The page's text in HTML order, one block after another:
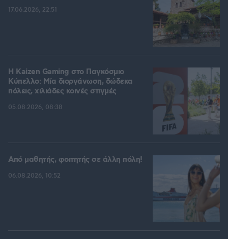
17.06.2026, 22:51
H Kaizen Gaming στο Παγκόσμιο
Kύπελλο: Μία διοργάνωση, δώδεκα
πόλεις, χιλιάδες κοινές στιγμές
05.08.2026, 08:38
Από μαθητής, φοιτητής σε άλλη πόλη!
06.08.2026, 10:52